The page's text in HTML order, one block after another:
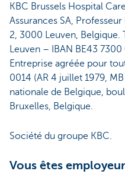
KBC Brussels Hospital
Assurances SA,
2, 3000 Leuven, Belgique.
Leuven – IBAN BE43
Entreprise agréée pour
0014 (AR 4 juillet 1979,
nationale de Belgique,
Bruxelles, Belgique.
Société du groupe KBC.
Vous êtes